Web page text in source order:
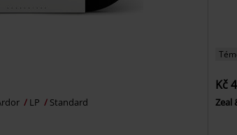
LP Standard
Kč
Zeal